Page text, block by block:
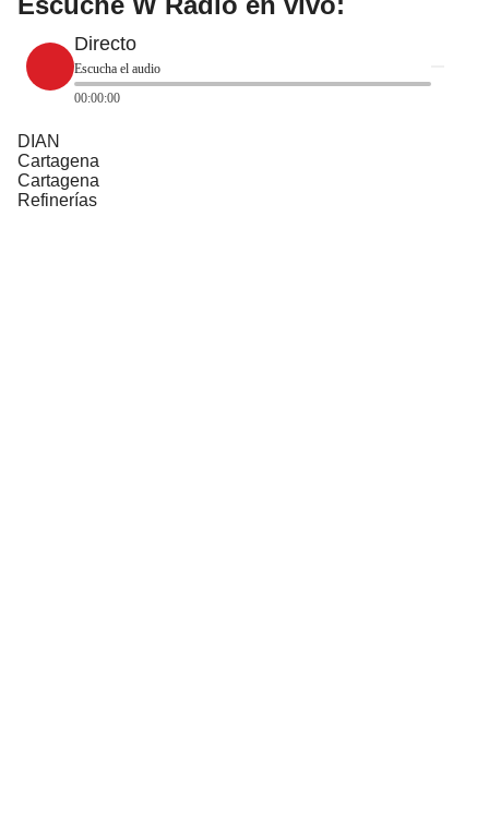
Directo
Escucha el audio
00:00:00
DIAN
Cartagena
Cartagena
Refinerías